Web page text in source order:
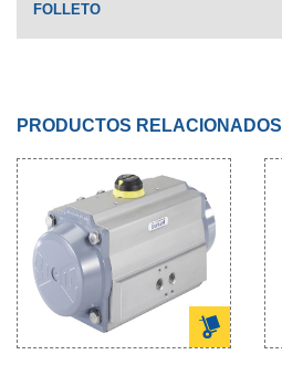
FOLLETO
PRODUCTOS RELACIONADOS